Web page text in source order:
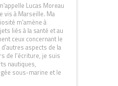
Lucas Moreau
vis à Marseille. Ma
m'amène à
liés à la santé et au
ceux concernant le
d'autres aspects de la
de l'écriture, je suis
nautiques,
sous-marine et le